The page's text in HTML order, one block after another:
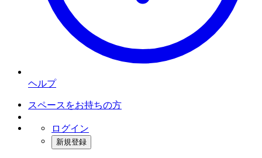
ヘルプ
スペースをお持ちの方
ログイン
新規登録